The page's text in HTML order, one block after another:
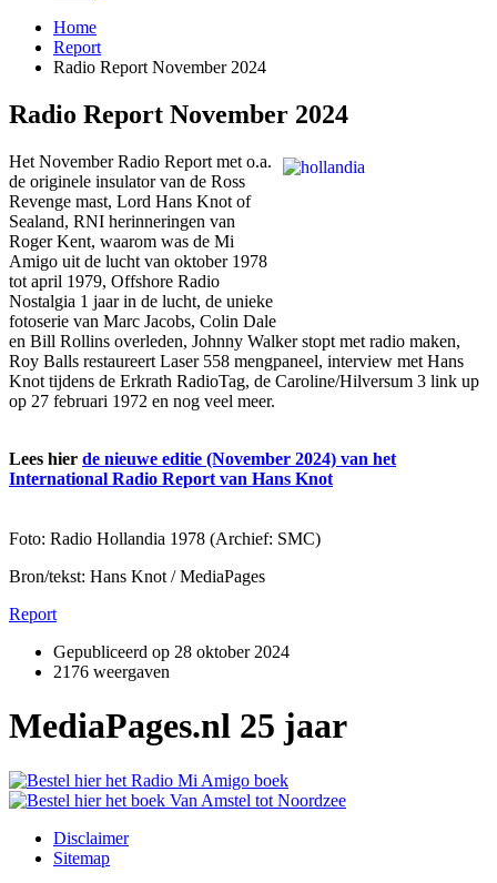
Home
Report
Radio Report November 2024
Radio Report November 2024
Het November Radio Report met o.a.
de originele insulator van de Ross
Revenge mast, Lord Hans Knot of
Sealand, RNI herinneringen van
Roger Kent, waarom was de Mi
Amigo uit de lucht van oktober 1978
tot april 1979, Offshore Radio
Nostalgia 1 jaar in de lucht, de unieke
fotoserie van Marc Jacobs, Colin Dale
en Bill Rollins overleden, Johnny Walker stopt met radio maken,
Roy Balls restaureert Laser 558 mengpaneel, interview met Hans
Knot tijdens de Erkrath RadioTag, de Caroline/Hilversum 3 link up
op 27 februari 1972 en nog veel meer.
Lees hier de nieuwe editie (November 2024) van het
International Radio Report van Hans Knot
Foto: Radio Hollandia 1978 (Archief: SMC)
Bron/tekst: Hans Knot / MediaPages
Report
Gepubliceerd op 28 oktober 2024
2176 weergaven
MediaPages.nl 25 jaar
Disclaimer
Sitemap